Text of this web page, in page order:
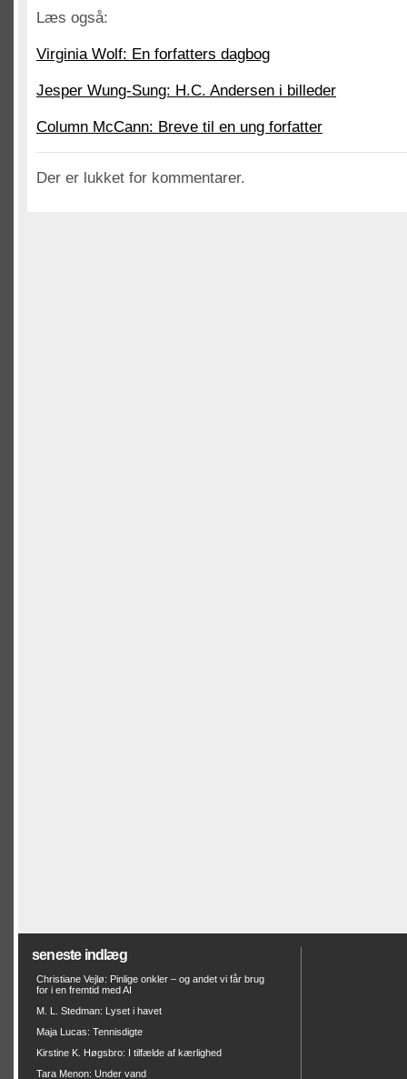
Læs også:
Virginia Wolf: En forfatters dagbog
Jesper Wung-Sung: H.C. Andersen i billeder
Column McCann: Breve til en ung forfatter
Der er lukket for kommentarer.
seneste indlæg
Christiane Vejlø: Pinlige onkler – og andet vi får brug
for i en fremtid med AI
M. L. Stedman: Lyset i havet
Maja Lucas: Tennisdigte
Kirstine K. Høgsbro: I tilfælde af kærlighed
Tara Menon: Under vand